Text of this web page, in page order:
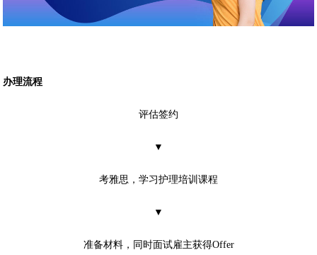
办理流程
评估签约
▼
考雅思，学习护理培训课程
▼
准备材料，同时面试雇主获得Offer